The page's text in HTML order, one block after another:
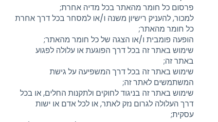
פרסום כל חומר מהאתר בכל מדיה אחרת;
למכור, להעניק רישיון משנה ו/או למסחר בכל דרך אחרת
כל חומר מהאתר;
הופעה פומבית ו/או הצגה של כל חומר מהאתר;
שימוש באתר זה בכל דרך הפוגעת או עלולה לפגוע
באתר זה;
שימוש באתר זה בכל דרך המשפיעה על גישת
המשתמשים לאתר זה;
שימוש באתר זה בניגוד לחוקים ולתקנות החלים, או בכל
דרך העלולה לגרום נזק לאתר, או לכל אדם או ישות
עסקית;